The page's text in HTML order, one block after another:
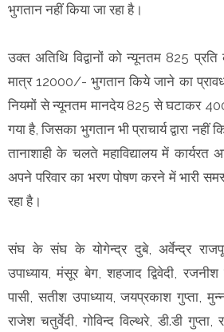
भुगतान नहीं किया जा रहा है।
उक्त अतिथि विद्वानों को न्यूनतम 825 प्रति
मात्र 12000/- भुगतान किये जाने का
नियमों से न्यूनतम मानदेय 825 से घटाकर 400
गया है, जिसका भुगतान भी प्राचार्य द्वारा नहीं
तानाशाही के चलते महाविद्यालय में कार्यरत
अपने परिवार का भरण पोषण करने में भारी
रहा है।
संघ के संघ के योगेन्द्र दुबे, अर्वेन्द्र
उपाध्याय, मंसूर बेग, शहजाद द्विवेदी,
पासी, सतीश उपाध्याय, जयप्रकाश गुप्ता,
राजेश चतुर्वेदी, गोविन्द विल्थरे, डी.डी गुप्ता,